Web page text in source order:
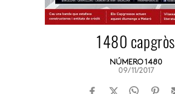
1480 capgròs
NÚMERO 1480
09/11/2017